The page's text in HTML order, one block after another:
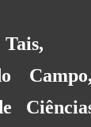
Tais,